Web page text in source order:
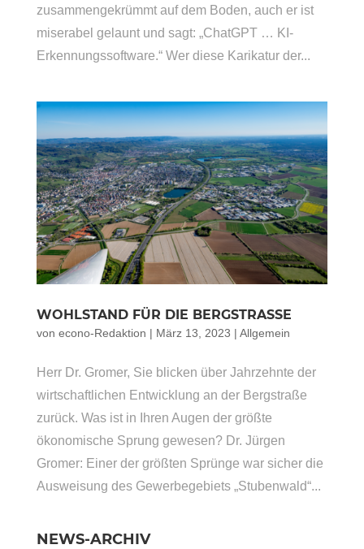
zusammengekrümmt auf dem Boden, auch er ist
miserabel gelaunt und sagt: „ChatGPT … KI-
Erkennungssoftware.“ Wer diese Karikatur der...
WOHLSTAND FÜR DIE BERGSTRASSE
von econo-Redaktion | März 13, 2023 | Allgemein
Herr Dr. Gromer, Sie blicken über Jahrzehnte der
wirtschaftlichen Entwicklung an der Bergstraße
zurück. Was ist in Ihren Augen der größte
ökonomische Sprung gewesen? Dr. Jürgen
Gromer: Einer der größten Sprünge war sicher die
Ausweisung des Gewerbegebiets „Stubenwald“...
NEWS-ARCHIV